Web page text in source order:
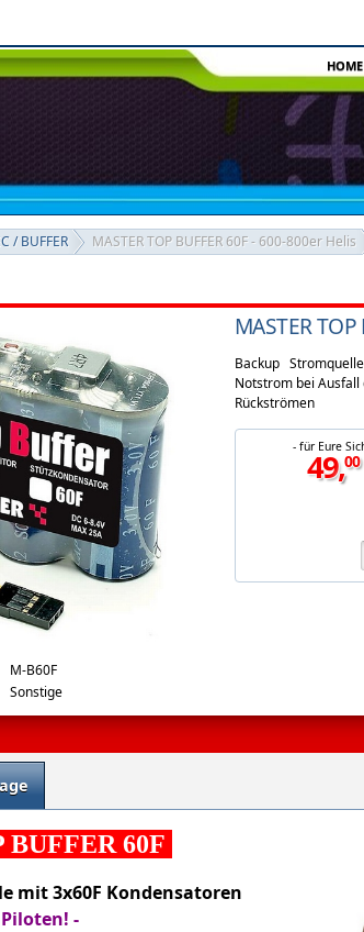
HOME
/ BUFFER
MASTER TOP BUFFER 60F - 600-800er Helis
M-B60F
Sonstige
MASTER
Backup
Notstrom bei Ausfall
Rückströmen
- für Eure
49,00
60F
mit 3x60F Kondensatoren
-